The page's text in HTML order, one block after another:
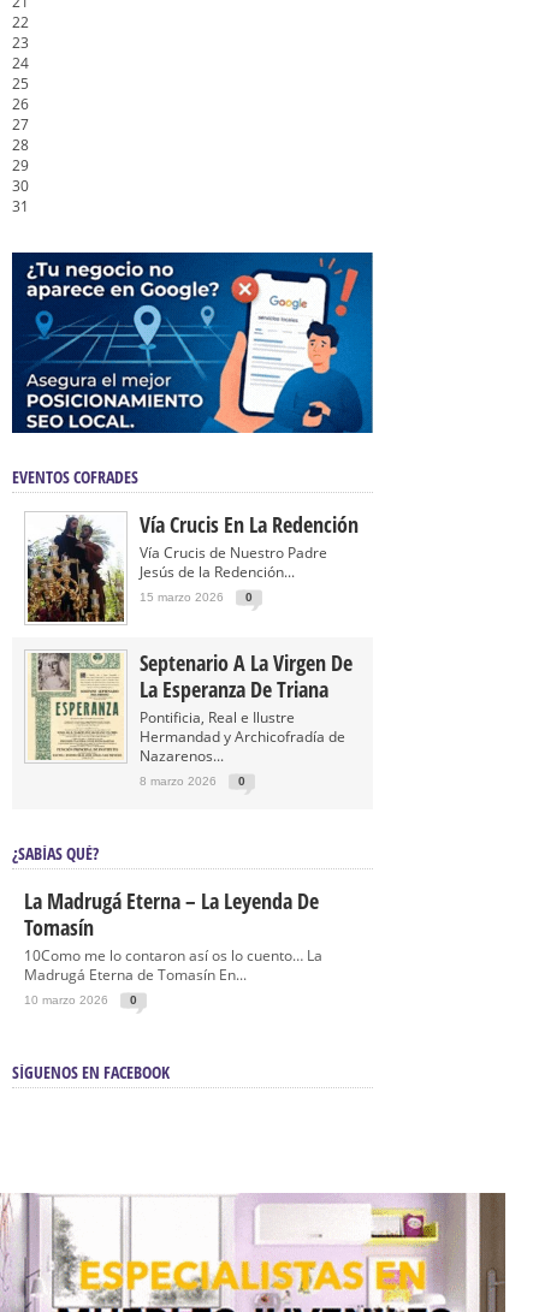
22
23
24
25
26
27
28
29
30
31
EVENTOS COFRADES
Vía Crucis En La Redención
Vía Crucis de Nuestro Padre
Jesús de la Redención...
15 marzo 2026 0
Septenario A La Virgen De
La Esperanza De Triana
Pontificia, Real e Ilustre
Hermandad y Archicofradía de
Nazarenos...
8 marzo 2026 0
¿SABÍAS QUÉ?
La Madrugá Eterna – La Leyenda De
Tomasín
10Como me lo contaron así os lo cuento… La
Madrugá Eterna de Tomasín En...
10 marzo 2026 0
SÍGUENOS EN FACEBOOK